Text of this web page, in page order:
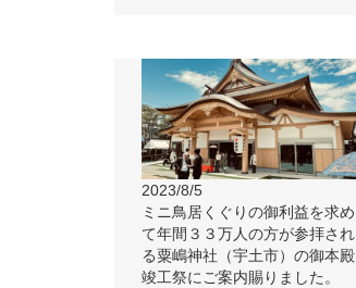
2023/8/5
ミニ鳥居くぐりの御利益を求め
て年間３３万人の方が参拝され
る粟嶋神社（宇土市）の御本殿
竣工祭にご案内賜りました。